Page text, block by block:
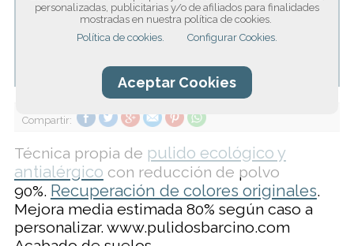
mejora la salud de las personas que la
ocupan y mejora nivel de renta o
alquiler pues está ofrenciondp un
mejor producto.
Compartir:
Técnica propia de pulido ecológico y
antialérgico con reducción de polvo
90%. Recuperación de colores originales.
Mejora media estimada 80% según caso a
personalizar. www.pulidosbarcino.com
personalizadas, publicitarias y/o de afiliados para finalidades
mostradas en nuestra política de cookies.
Política de cookies.
Configurar Cookies.
Aceptar Cookies